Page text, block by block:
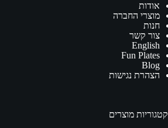
אודות
מוצרי החברה
חנות
צור קשר
English
Fun Plates
Blog
הצהרת נגישות
קטגוריות מוצרים